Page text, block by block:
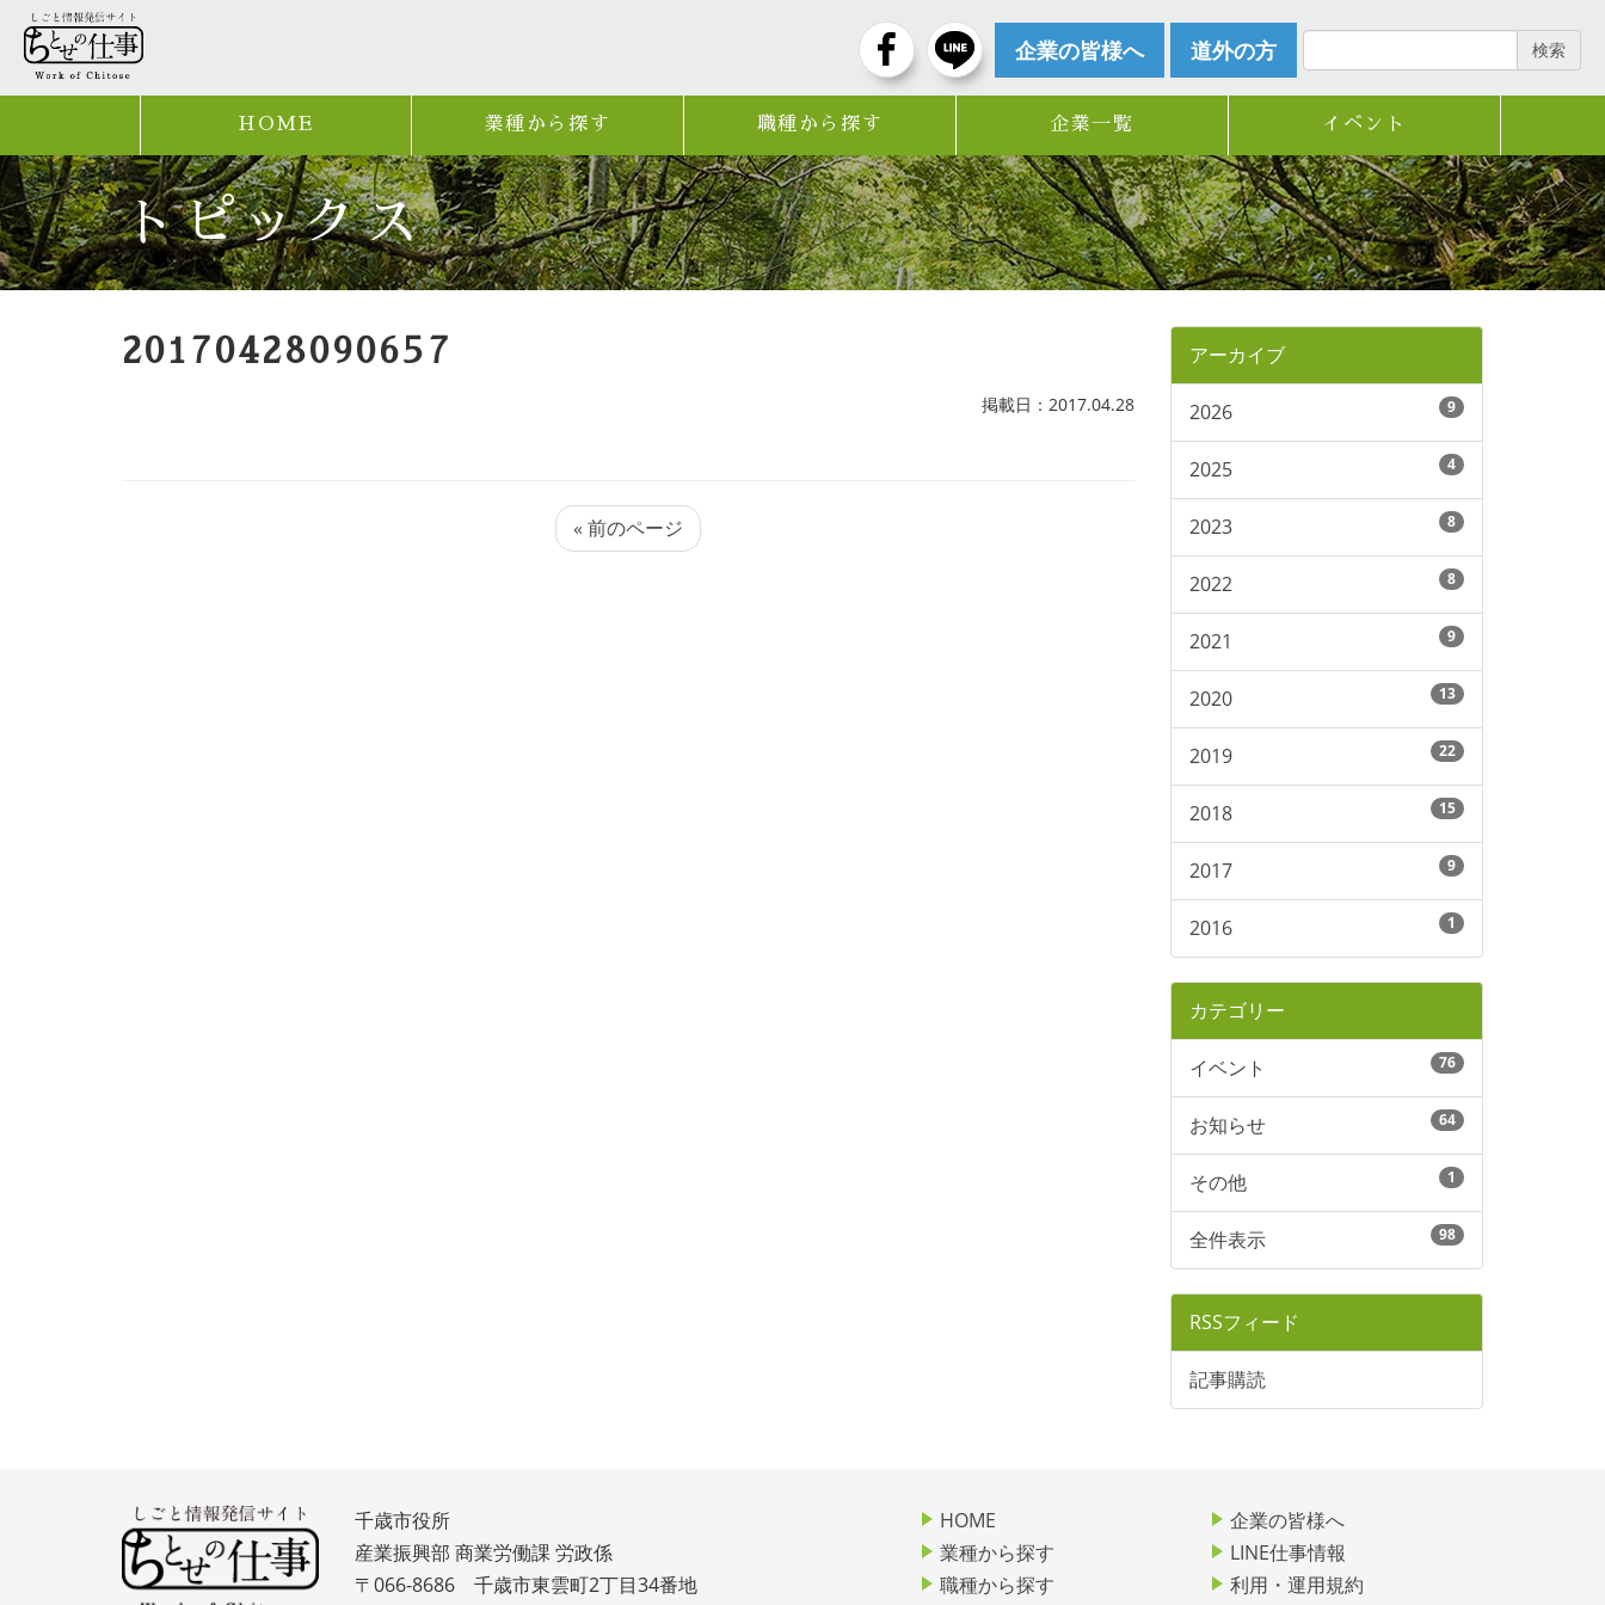
企業の皆様へ 道外の方 検索
HOME 業種から探す 職種から探す 企業一覧 イベント
トピックス
20170428090657
掲載日：2017.04.28
« 前のページ
アーカイブ
2026 9
2025 4
2023 8
2022 8
2021 9
2020 13
2019 22
2018 15
2017 9
2016 1
カテゴリー
イベント 76
お知らせ 64
その他 1
全件表示 98
RSSフィード
記事購読
千歳市役所
産業振興部 商業労働課 労政係
〒066-8686 千歳市東雲町2丁目34番地
HOME
業種から探す
職種から探す
企業の皆様へ
LINE仕事情報
利用・運用規約